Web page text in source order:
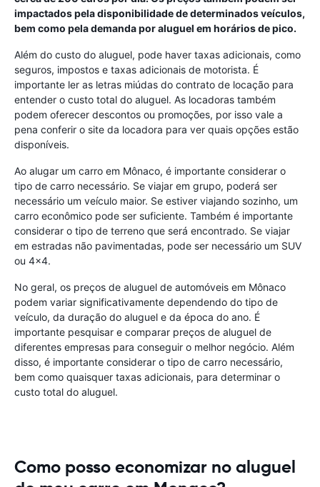
impactados pela disponibilidade de determinados veículos,
bem como pela demanda por aluguel em horários de pico.
Além do custo do aluguel, pode haver taxas adicionais, como
seguros, impostos e taxas adicionais de motorista. É
importante ler as letras miúdas do contrato de locação para
entender o custo total do aluguel. As locadoras também
podem oferecer descontos ou promoções, por isso vale a
pena conferir o site da locadora para ver quais opções estão
disponíveis.
Ao alugar um carro em Mônaco, é importante considerar o
tipo de carro necessário. Se viajar em grupo, poderá ser
necessário um veículo maior. Se estiver viajando sozinho, um
carro econômico pode ser suficiente. Também é importante
considerar o tipo de terreno que será encontrado. Se viajar
em estradas não pavimentadas, pode ser necessário um SUV
ou 4x4.
No geral, os preços de aluguel de automóveis em Mônaco
podem variar significativamente dependendo do tipo de
veículo, da duração do aluguel e da época do ano. É
importante pesquisar e comparar preços de aluguel de
diferentes empresas para conseguir o melhor negócio. Além
disso, é importante considerar o tipo de carro necessário,
bem como quaisquer taxas adicionais, para determinar o
custo total do aluguel.
Como posso economizar no aluguel